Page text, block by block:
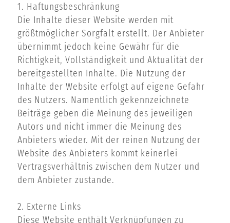
1. Haftungsbeschränkung
Die Inhalte dieser Website werden mit
größtmöglicher Sorgfalt erstellt. Der Anbieter
übernimmt jedoch keine Gewähr für die
Richtigkeit, Vollständigkeit und Aktualität der
bereitgestellten Inhalte. Die Nutzung der
Inhalte der Website erfolgt auf eigene Gefahr
des Nutzers. Namentlich gekennzeichnete
Beiträge geben die Meinung des jeweiligen
Autors und nicht immer die Meinung des
Anbieters wieder. Mit der reinen Nutzung der
Website des Anbieters kommt keinerlei
Vertragsverhältnis zwischen dem Nutzer und
dem Anbieter zustande.
2. Externe Links
Diese Website enthält Verknüpfungen zu